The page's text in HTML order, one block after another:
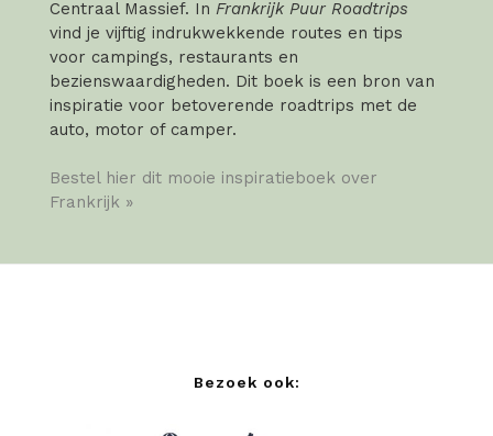
Centraal Massief. In Frankrijk Puur Roadtrips
vind je vijftig indrukwekkende routes en tips
voor campings, restaurants en
bezienswaardigheden. Dit boek is een bron van
inspiratie voor betoverende roadtrips met de
auto, motor of camper.
Bestel hier dit mooie inspiratieboek over
Frankrijk »
Bezoek ook: